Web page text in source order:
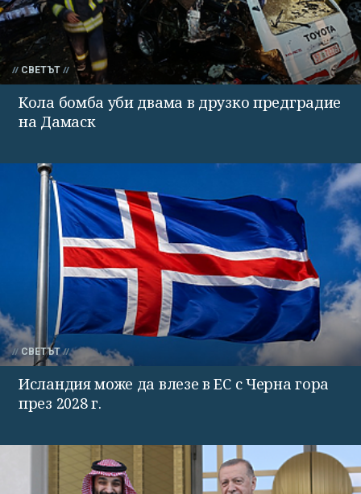
СВЕТЪТ
Кола бомба уби двама в друзко предградие
на Дамаск
СВЕТЪТ
Исландия може да влезе в ЕС с Черна гора
през 2028 г.